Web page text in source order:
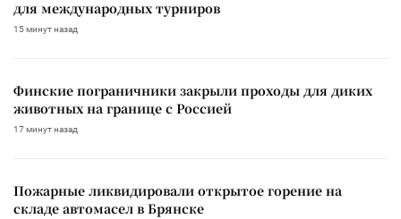
для международных турниров
15 минут назад
Финские пограничники закрыли проходы для диких
животных на границе с Россией
17 минут назад
Пожарные ликвидировали открытое горение на
складе автомасел в Брянске